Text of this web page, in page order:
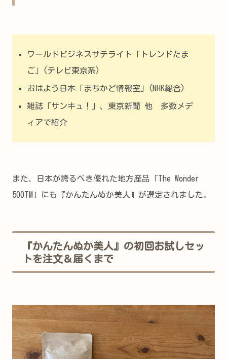
ワールドビジネスサテライト「トレンドたま
ご」(テレビ東京系)
おはよう日本「まちかど情報室」(NHK総合)
雑誌「サンキュ！」、東京新聞 他 多数メデ
ィアで紹介
また、日本が誇るべき優れた地方産品「The Wonder
500TM」にも『かんたんぬか美人』が選定されました。
『かんたんぬか美人』の初回お試しセッ
トを注文＆届くまで